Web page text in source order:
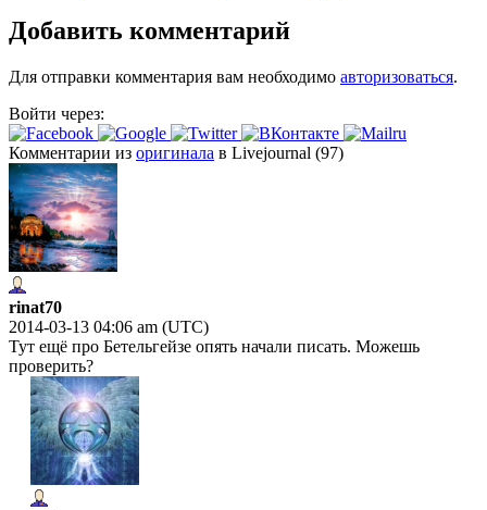
Добавить комментарий
Для отправки комментария вам необходимо авторизоваться.
Войти через:
Комментарии из оригинала в Livejournal (97)
rinat70
2014-03-13 04:06 am (UTC)
Тут ещё про Бетельгейзе опять начали писать. Можешь
проверить?